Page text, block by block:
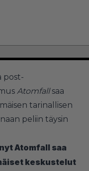
post-
Atomfallsaa
tarinallisen
peliin täysin
Atomfall saa
keskustelut